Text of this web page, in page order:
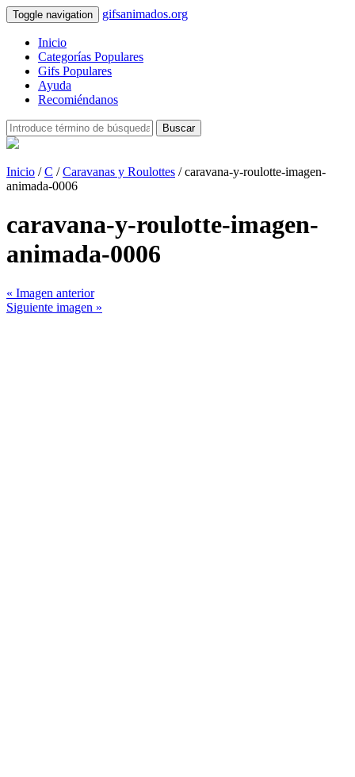
Toggle navigation gifsanimados.org
Inicio
Categorías Populares
Gifs Populares
Ayuda
Recomiéndanos
Buscar
Inicio /C /Caravanas y Roulottes / caravana-y-roulotte-imagen-
animada-0006
caravana-y-roulotte-imagen-
animada-0006
« Imagen anterior
Siguiente imagen »